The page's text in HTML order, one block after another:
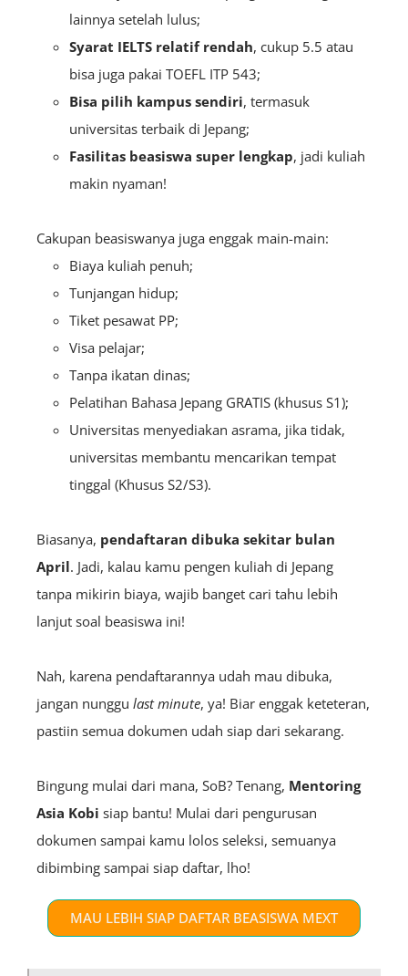
lainnya setelah lulus;
Syarat IELTS relatif rendah, cukup 5.5 atau
bisa juga pakai TOEFL ITP 543;
Bisa pilih kampus sendiri, termasuk
universitas terbaik di Jepang;
Fasilitas beasiswa super lengkap, jadi kuliah
makin nyaman!
Cakupan beasiswanya juga enggak main-main:
Biaya kuliah penuh;
Tunjangan hidup;
Tiket pesawat PP;
Visa pelajar;
Tanpa ikatan dinas;
Pelatihan Bahasa Jepang GRATIS (khusus S1);
Universitas menyediakan asrama, jika tidak,
universitas membantu mencarikan tempat
tinggal (Khusus S2/S3).
Biasanya, pendaftaran dibuka sekitar bulan
April. Jadi, kalau kamu pengen kuliah di Jepang
tanpa mikirin biaya, wajib banget cari tahu lebih
lanjut soal beasiswa ini!
Nah, karena pendaftarannya udah mau dibuka,
jangan nunggu last minute, ya! Biar enggak keteteran,
pastiin semua dokumen udah siap dari sekarang.
Bingung mulai dari mana, SoB? Tenang, Mentoring
Asia Kobi siap bantu! Mulai dari pengurusan
dokumen sampai kamu lolos seleksi, semuanya
dibimbing sampai siap daftar, lho!
MAU LEBIH SIAP DAFTAR BEASISWA MEXT